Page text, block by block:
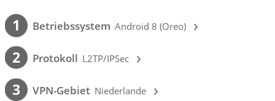
1 Betriebssystem Android 8 (Oreo) ›
2 Protokoll L2TP/IPSec ›
3 VPN-Gebiet Niederlande ›